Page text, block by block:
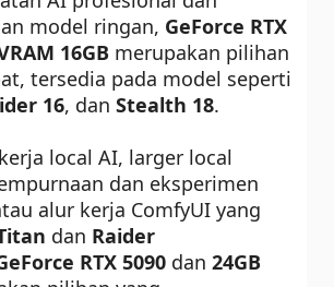
model ringan, GeForce RTX
16GB merupakan pilihan
tersedia pada model seperti
16, dan Stealth 18.
local AI, larger local
dan eksperimen
alur kerja ComfyUI yang
dan Raider
RTX 5090 dan 24GB